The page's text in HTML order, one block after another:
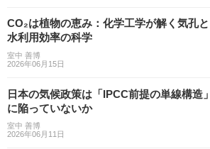
CO₂は植物の恵み：化学工学が解く気孔と
水利用効率の科学
室中 善博
2026年06月15日
日本の気候政策は「IPCC前提の単線構造」
に陥っていないか
室中 善博
2026年06月11日